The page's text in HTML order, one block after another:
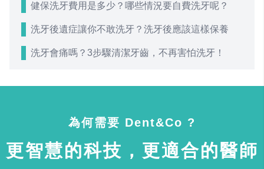
健保洗牙費用是多少？哪些情況要自費洗牙呢？
洗牙後遺症讓你不敢洗牙？洗牙後應該這樣保養
洗牙會痛嗎？3步驟清潔牙齒，不再害怕洗牙！
為何需要 Dent&Co ?
更智慧的科技，更適合的醫師